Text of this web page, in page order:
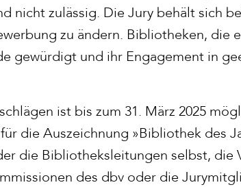
nicht zulässig. Die Jury behält sich
zu ändern. Bibliotheken, die
gewürdigt und ihr Engagement in
ist bis zum 31. März 2025
die Auszeichnung »Bibliothek des
die Bibliotheksleitungen selbst, die
des dbv oder die